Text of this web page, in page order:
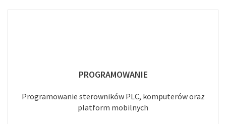
PROGRAMOWANIE
Programowanie sterowników PLC, komputerów oraz
platform mobilnych